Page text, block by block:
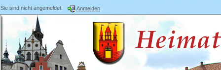
Sie sind nicht angemeldet. Anmelden